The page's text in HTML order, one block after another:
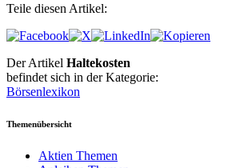
Teile diesen Artikel:
Der Artikel Haltekosten
befindet sich in der Kategorie:
Börsenlexikon
Themenübersicht
Aktien Themen